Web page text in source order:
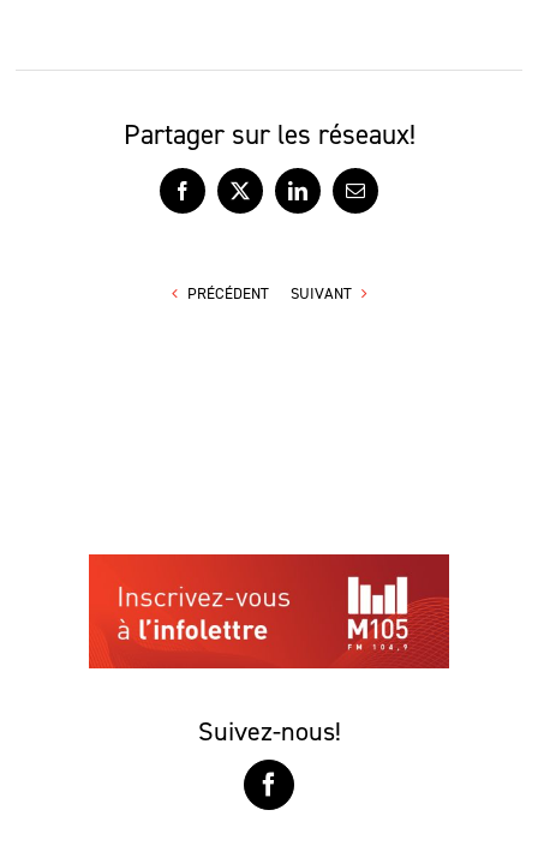
Partager sur les réseaux!
Facebook
X LinkedInCourriel
PRÉCÉDENT SUIVANT
Suivez-nous!